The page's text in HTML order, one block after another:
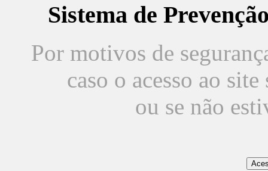
Sistema de
Por motivos de
caso o acesso ao
ou se não